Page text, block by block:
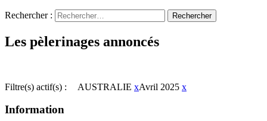
Rechercher :
Les pèlerinages annoncés
Filtre(s) actif(s) : AUSTRALIE xAvril 2025 x
Information